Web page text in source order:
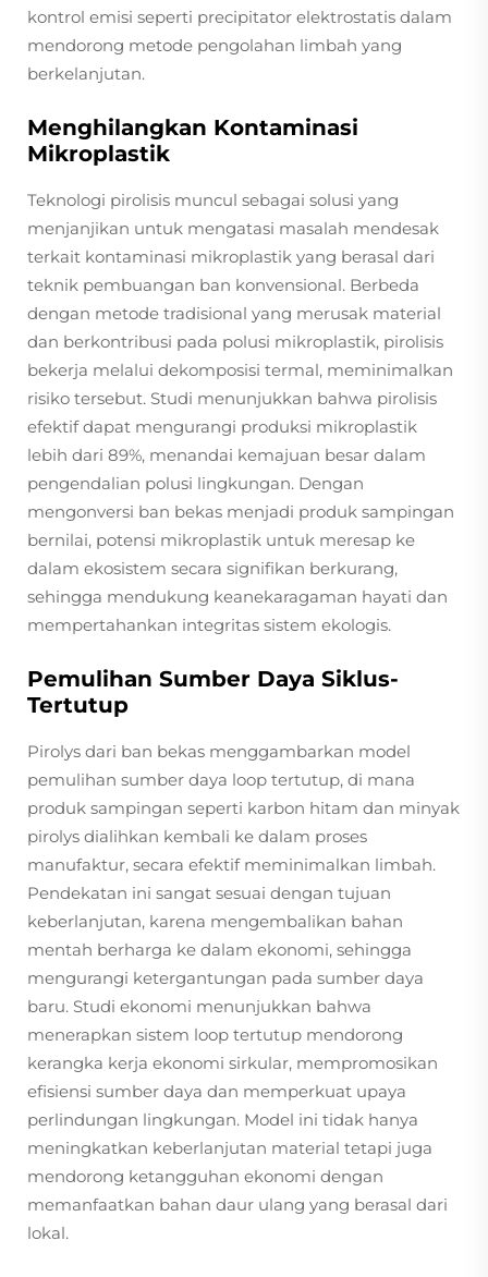
kontrol emisi seperti precipitator elektrostatis dalam
mendorong metode pengolahan limbah yang
berkelanjutan.
Menghilangkan Kontaminasi
Mikroplastik
Teknologi pirolisis muncul sebagai solusi yang
menjanjikan untuk mengatasi masalah mendesak
terkait kontaminasi mikroplastik yang berasal dari
teknik pembuangan ban konvensional. Berbeda
dengan metode tradisional yang merusak material
dan berkontribusi pada polusi mikroplastik, pirolisis
bekerja melalui dekomposisi termal, meminimalkan
risiko tersebut. Studi menunjukkan bahwa pirolisis
efektif dapat mengurangi produksi mikroplastik
lebih dari 89%, menandai kemajuan besar dalam
pengendalian polusi lingkungan. Dengan
mengonversi ban bekas menjadi produk sampingan
bernilai, potensi mikroplastik untuk meresap ke
dalam ekosistem secara signifikan berkurang,
sehingga mendukung keanekaragaman hayati dan
mempertahankan integritas sistem ekologis.
Pemulihan Sumber Daya Siklus-
Tertutup
Pirolys dari ban bekas menggambarkan model
pemulihan sumber daya loop tertutup, di mana
produk sampingan seperti karbon hitam dan minyak
pirolys dialihkan kembali ke dalam proses
manufaktur, secara efektif meminimalkan limbah.
Pendekatan ini sangat sesuai dengan tujuan
keberlanjutan, karena mengembalikan bahan
mentah berharga ke dalam ekonomi, sehingga
mengurangi ketergantungan pada sumber daya
baru. Studi ekonomi menunjukkan bahwa
menerapkan sistem loop tertutup mendorong
kerangka kerja ekonomi sirkular, mempromosikan
efisiensi sumber daya dan memperkuat upaya
perlindungan lingkungan. Model ini tidak hanya
meningkatkan keberlanjutan material tetapi juga
mendorong ketangguhan ekonomi dengan
memanfaatkan bahan daur ulang yang berasal dari
lokal.